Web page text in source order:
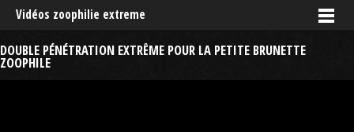
Vidéos zoophilie extreme
DOUBLE PÉNÉTRATION EXTRÊME POUR LA PETITE BRUNETTE
ZOOPHILE